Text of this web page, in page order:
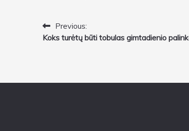
Navigacija
tarp
Previous:
Koks turėtų būti tobulas gimtadienio